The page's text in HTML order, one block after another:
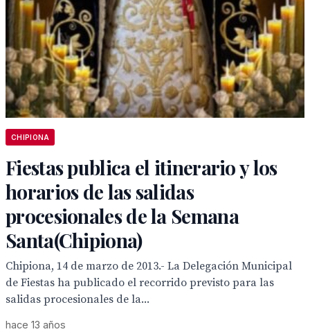
CHIPIONA
Fiestas publica el itinerario y los
horarios de las salidas
procesionales de la Semana
Santa(Chipiona)
Chipiona, 14 de marzo de 2013.- La Delegación Municipal
de Fiestas ha publicado el recorrido previsto para las
salidas procesionales de la...
hace 13 años